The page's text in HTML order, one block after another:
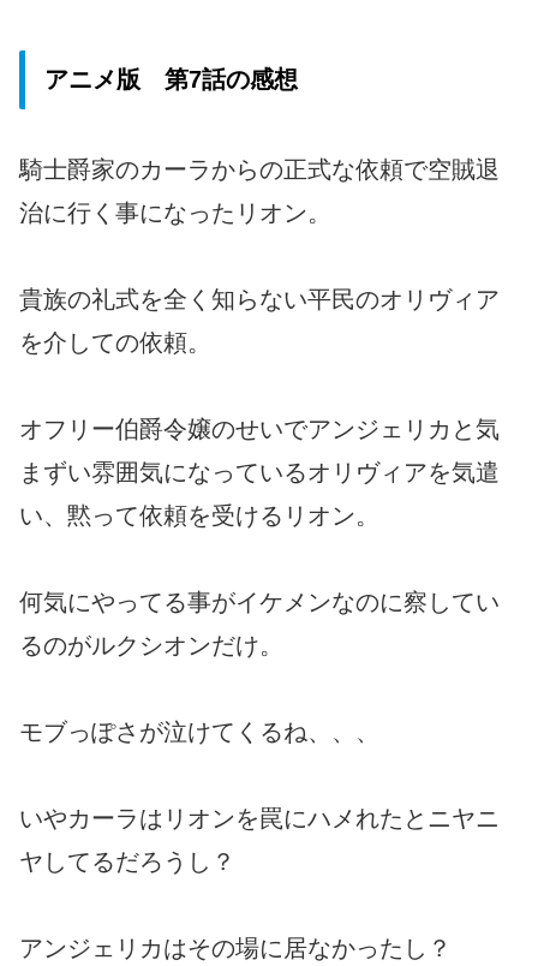
アニメ版 第7話の感想
騎士爵家のカーラからの正式な依頼で空賊退
治に行く事になったリオン。
貴族の礼式を全く知らない平民のオリヴィア
を介しての依頼。
オフリー伯爵令嬢のせいでアンジェリカと気
まずい雰囲気になっているオリヴィアを気遣
い、黙って依頼を受けるリオン。
何気にやってる事がイケメンなのに察してい
るのがルクシオンだけ。
モブっぽさが泣けてくるね、、、
いやカーラはリオンを罠にハメれたとニヤニ
ヤしてるだろうし？
アンジェリカはその場に居なかったし？